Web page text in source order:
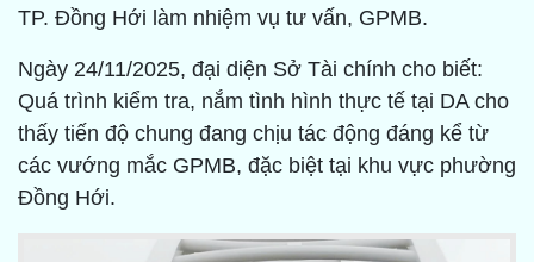
TP. Đồng Hới làm nhiệm vụ tư vấn, GPMB.
Ngày 24/11/2025, đại diện Sở Tài chính cho biết:
Quá trình kiểm tra, nắm tình hình thực tế tại DA cho
thấy tiến độ chung đang chịu tác động đáng kể từ
các vướng mắc GPMB, đặc biệt tại khu vực phường
Đồng Hới.